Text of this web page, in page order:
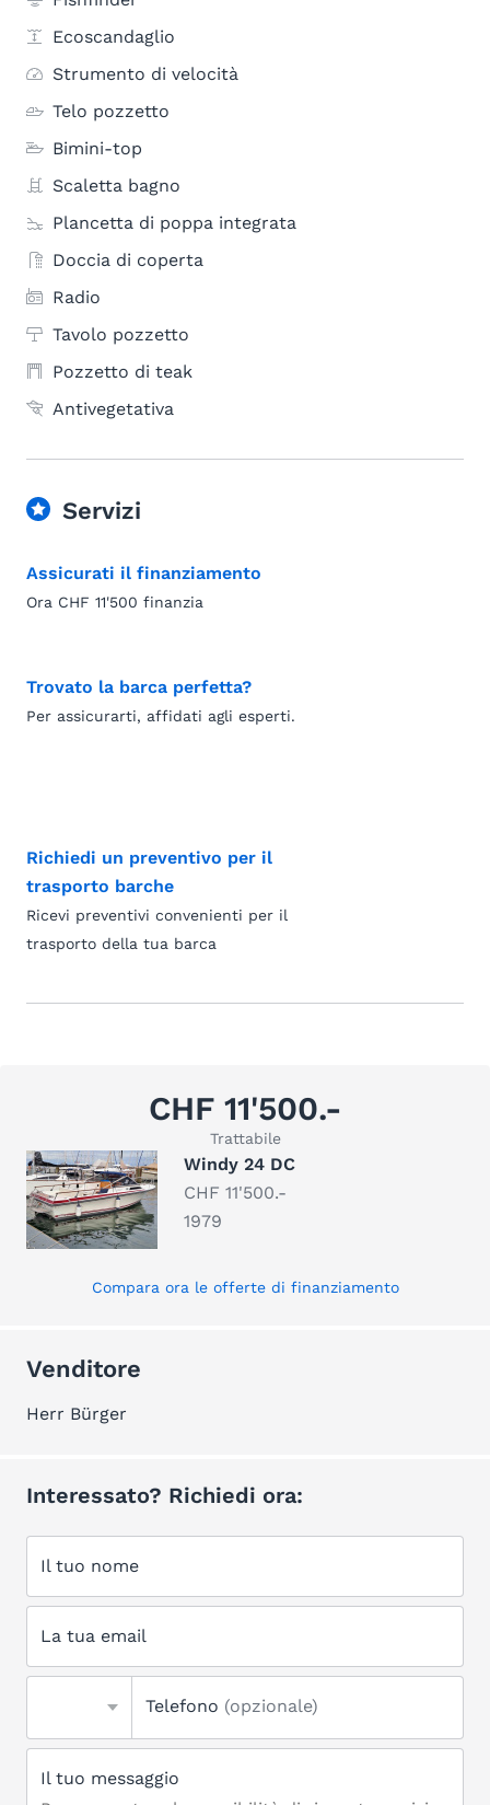
Ecoscandaglio
Strumento di velocità
Telo pozzetto
Bimini-top
Scaletta bagno
Plancetta di poppa integrata
Doccia di coperta
Radio
Tavolo pozzetto
Pozzetto di teak
Antivegetativa
Servizi
Assicurati il finanziamento
Ora CHF 11'500 finanzia
Trovato la barca perfetta?
Per assicurarti, affidati agli esperti.
Richiedi un preventivo per il
trasporto barche
Ricevi preventivi convenienti per il
trasporto della tua barca
CHF 11'500.-
Trattabile
Windy 24 DC
CHF 11'500.-
1979
Compara ora le offerte di finanziamento
Venditore
Herr Bürger
Interessato? Richiedi ora:
Il tuo nome
La tua email
Telefono (opzionale)
Il tuo messaggio